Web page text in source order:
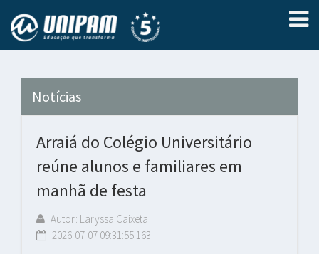
Notícias
Arraiá do Colégio Universitário
reúne alunos e familiares em
manhã de festa
Autor: Laryssa Caixeta
2026-07-07 09:31:55.163